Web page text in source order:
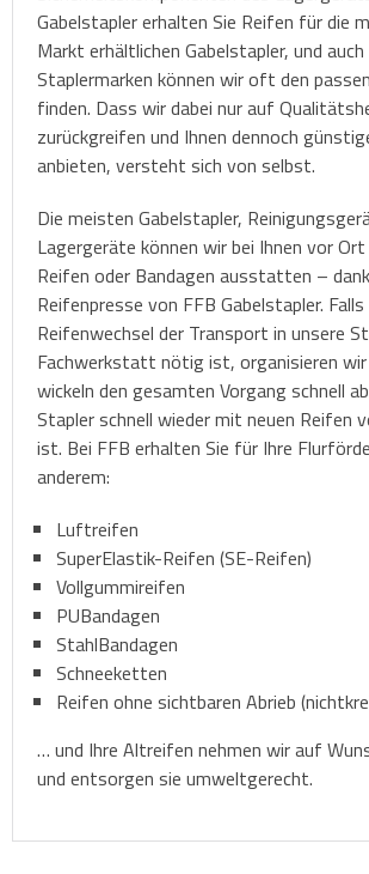
Handhubwagen
Regalanlagen
Gesamtübersicht
Fahrerschulung
Gabelstapler erhalten Sie Reifen für die
Markt erhältlichen Gabelstapler, und
Staplermarken können wir oft den
finden. Dass wir dabei nur auf
zurückgreifen und Ihnen dennoch
anbieten, versteht sich von selbst.
Die meisten Gabelstapler,
Lagergeräte können wir bei Ihnen vor
Reifen oder Bandagen ausstatten –
Reifenpresse von FFB Gabelstapler.
Reifenwechsel der Transport in unsere
Fachwerkstatt nötig ist, organisieren wir
wickeln den gesamten Vorgang schnell
Stapler schnell wieder mit neuen Reifen
ist. Bei FFB erhalten Sie für Ihre
anderem:
Luftreifen
SuperElastik-Reifen (SE-Reifen)
Vollgummireifen
PUBandagen
StahlBandagen
Schneeketten
Reifen ohne sichtbaren Abrieb
… und Ihre Altreifen nehmen wir auf
und entsorgen sie umweltgerecht.